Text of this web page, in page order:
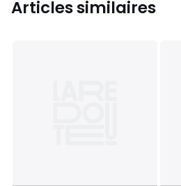
Articles similaires